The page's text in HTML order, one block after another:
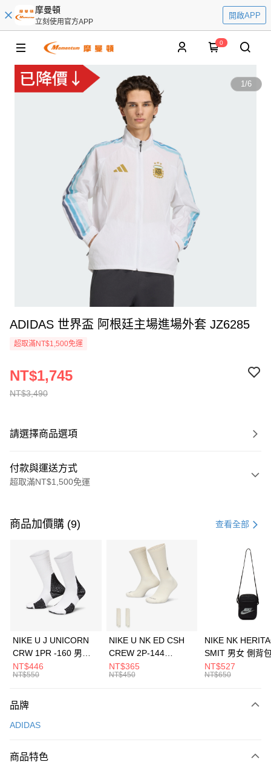
摩曼頓
立刻使用官方APP
開啟APP
0
1/6
ADIDAS 世界盃 阿根廷主場進場外套 JZ6285
超取滿NT$1,500免運
NT$3,490
NT$1,745
請選擇商品選項
付款與運送方式
超取滿NT$1,500免運
信用卡一次付款
3 期 0 利率 每期 21家銀行
合作金庫商業銀行
第一商業銀行
華南商業銀行
彰化商業銀行
上海商業儲蓄銀行
元大商業銀行
台灣樂天信用卡公司
Apple Pay
全盈+PAY
AFTEE先享後付
【關於「AFTEE先享後付」】
便利好安心！
３．安心：先確認商品／服務後，再付款。
運送方式
每筆NT$100，滿NT$1,500(含以上)免運費
商品加價購 (9) 查看全部
NIKE U J UNICORN
CRW 1PR -160 男女
中統襪 FZ3393100
NT$446
NT$550
NIKE U NK ED CSH
CREW 2P-144
EMBRDY 男女 短統襪
FZ3073133
NT$365
NT$450
NIKE NK
SMIT 男女 側背
BA5871010
NT$527
NT$650
品牌
ADIDAS
商品特色